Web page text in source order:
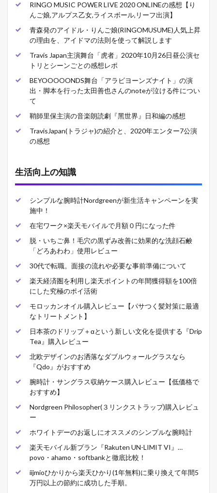
RINGO MUSIC POWER LIVE 2020 ONLINEの感想【り
んご娘,アルプス乙女,ライスボール,リーフ出演】
青森発のアイドル・りんご娘(RINGOMUSUME)人気上昇
の理由を、アイドマの法則を使って解説します
Travis Japan主演舞台「虎者」2020年10月26日昼公演セ
トリとシーンごとの感想レポ
BEYOOOOONDS舞台「アラビヨーンズナイト」の演
出・脚本を行った太田善也さんのnoteが泣ける件につい
て
鞘師里保主演の音楽朗読劇『黑世界』日和編の感想
TravisJapan(トラジャ)の紹介と、2020年エンター7公演
の感想
生活向上の知識
シンプルな腕時計Nordgreenが新生活キャンペーンを実
施中！
在宅ワーク×楽天モバイルで月額０円になった件
脱・いちご鼻！毛穴の黒ずみ改善に効果的な洗顔石鹸
「どろあわわ」使用レビュー
30代で転職。面接の流れや必要な事前準備について
楽天経済圏を利用し楽天ポイントの年間獲得額を100倍
にした究極のポイ活術
モロッカンオイル購入レビュー【パサつく髪対策に最適
なトリートメント】
日本茶のドリップ＋αという新しい文化を提供する『Drip
Tea』購入レビュー
北欧デザインのお洒落なダブルウォールグラスなら
『Qdo』がおすすめ
腕時計・サングラス収納ケース購入レビュー【低価格で
おすすめ】
Nordgreen Philosopher(３リンクストラップ)購入レビュ
ー
ホワイトデーのお返しにオススメのシンプルな腕時計
楽天モバイル新プラン『Rakuten UN-LIMIT VI』…
povo・ahamo・softbankと徹底比較！
iijmioひかりから楽天ひかり(1年無料)に乗り換えて年間5
万円以上の節約に成功した手順。